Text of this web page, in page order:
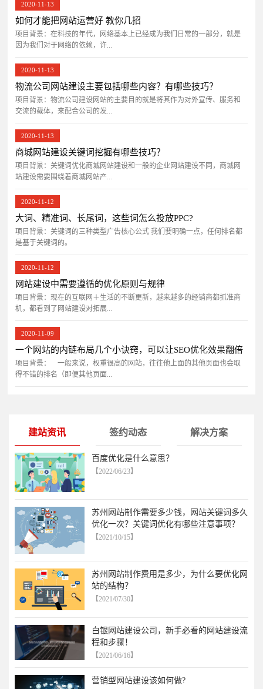
2020-11-13
如何才能把网站运营好 教你几招
项目背景：在科技的年代，网络基本上已经成为我们日常的一部分，就是
因为我们对于网络的依赖，许...
2020-11-13
物流公司网站建设主要包括哪些内容？有哪些技巧？
项目背景：物流公司建设网站的主要目的就是将其作为对外宣传、服务和
交流的载体，来配合公司的发...
2020-11-13
商城网站建设关键词挖掘有哪些技巧？
项目背景：关键词优化商城网站建设和一般的企业网站建设不同，商城网
站建设需要围绕着商城网站产...
2020-11-12
大词、精准词、长尾词，这些词怎么投放PPC?
项目背景：关键词的三种类型广告核心公式 我们要明确一点，任何排名都
是基于关键词的。
2020-11-12
网站建设中需要遵循的优化原则与规律
项目背景：现在的互联网＋生活的不断更新，越来越多的经销商都抓准商
机，都看到了网站建设对拓展...
2020-11-09
一个网站的内链布局几个小诀窍，可以让SEO优化效果翻倍
项目背景： 一般来说，权重很高的网站，往往他上面的其他页面也会取
得不错的排名（即便其他页面...
建站资讯 签约动态 解决方案
百度优化是什么意思？
【2022/06/23】
苏州网站制作需要多少钱，网站关键词多久
优化一次？关键词优化有哪些注意事项？
【2021/10/15】
苏州网站制作费用是多少，为什么要优化网
站的结构？
【2021/07/30】
白银网站建设公司，新手必看的网站建设流
程和步骤！
【2021/06/16】
营销型网站建设该如何做?